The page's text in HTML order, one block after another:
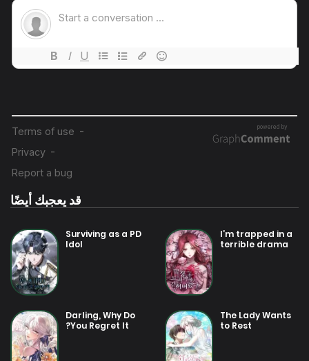
7 أغسطس 2025
7 أغسطس 2025
قد يعجبك أيضًا
I’m trapped in a
terrible drama
Surviving as a PD
Idol
The Lady Wants
to Rest
Darling, Why Do
You Regret It?